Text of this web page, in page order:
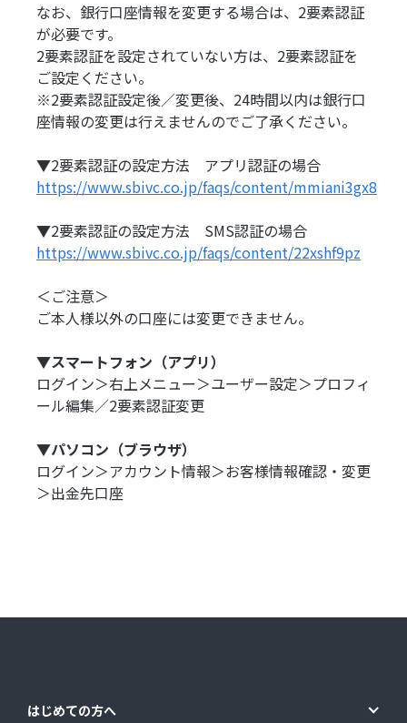
なお、銀行口座情報を変更する場合は、2要素認証
が必要です。
2要素認証を設定されていない方は、2要素認証を
ご設定ください。
※2要素認証設定後／変更後、24時間以内は銀行口
座情報の変更は行えませんのでご了承ください。
▼2要素認証の設定方法 アプリ認証の場合
https://www.sbivc.co.jp/faqs/content/mmiani3gx8
▼2要素認証の設定方法 SMS認証の場合
https://www.sbivc.co.jp/faqs/content/22xshf9pz
＜ご注意＞
ご本人様以外の口座には変更できません。
▼スマートフォン（アプリ）
ログイン＞右上メニュー＞ユーザー設定＞プロフィ
ール編集／2要素認証変更
▼パソコン（ブラウザ）
ログイン＞アカウント情報＞お客様情報確認・変更
＞出金先口座
はじめての方へ